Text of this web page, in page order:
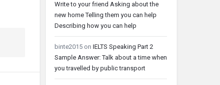
Write to your friend Asking about the
new home Telling them you can help
Describing how you can help
binte2015 on IELTS Speaking Part 2
Sample Answer: Talk about a time when
you travelled by public transport